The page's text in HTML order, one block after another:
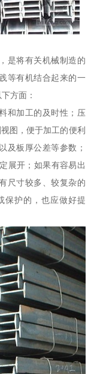
是将有关机械制造的
等有机结合起来的一
方面：
和加工的及时性；压
图，便于加工的便利
及板厚公差等参数；
展开；如果有容易出
尺寸较多、较复杂的
保护的，也应做好提